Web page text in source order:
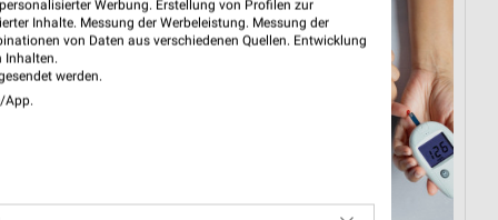
Werbung. Erstellung von Profilen zur
Inhalte. Messung der Werbeleistung. Messung der
von Daten aus verschiedenen Quellen. Entwicklung
Inhalten.
werden.
App.